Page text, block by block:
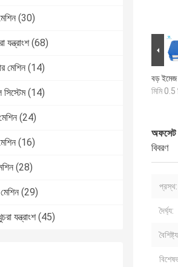
(30)
যন্ত্রাংশ (68)
মেশিন (14)
(14)
(24)
(16)
(28)
(29)
যন্ত্রাংশ (45)
বড় ইমেজ
মিমি 0.5
অফসেট
বিবরণ
প্রস্থ:
দৈর্ঘ্য: